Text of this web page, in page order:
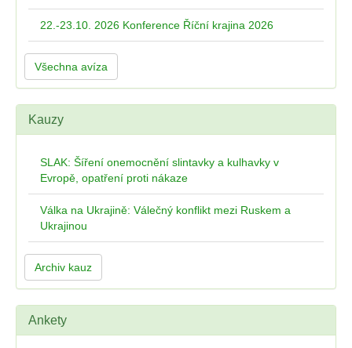
22.-23.10. 2026 Konference Říční krajina 2026
Všechna avíza
Kauzy
SLAK: Šíření onemocnění slintavky a kulhavky v
Evropě, opatření proti nákaze
Válka na Ukrajině: Válečný konflikt mezi Ruskem a
Ukrajinou
Archiv kauz
Ankety